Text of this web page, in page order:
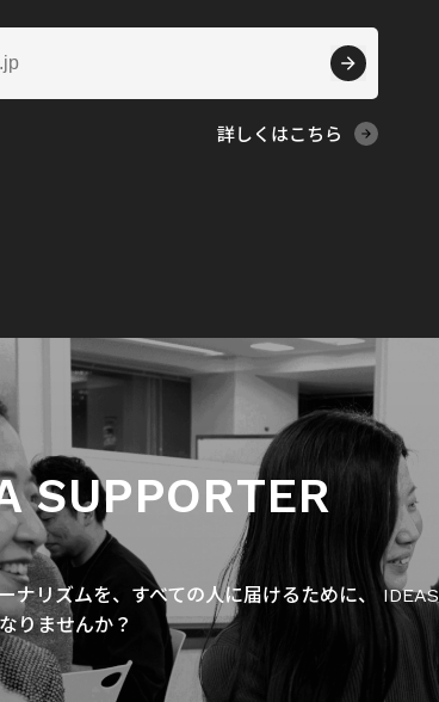
詳しくはこちら
SUPPORTER
ナリズムを、すべての人に届けるために、 IDEAS
りませんか？